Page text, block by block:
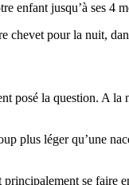
enfant jusqu’à ses 4
chevet pour la nuit,
posé la question. A
plus léger qu’une
se faire